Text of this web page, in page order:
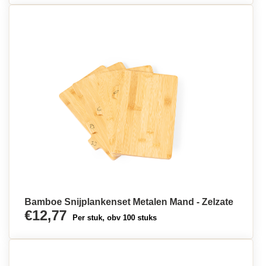
Bamboe Snijplankenset Metalen Mand - Zelzate
€12,77 Per stuk, obv 100 stuks